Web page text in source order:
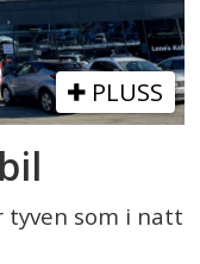
PLUSS
tyven som i natt